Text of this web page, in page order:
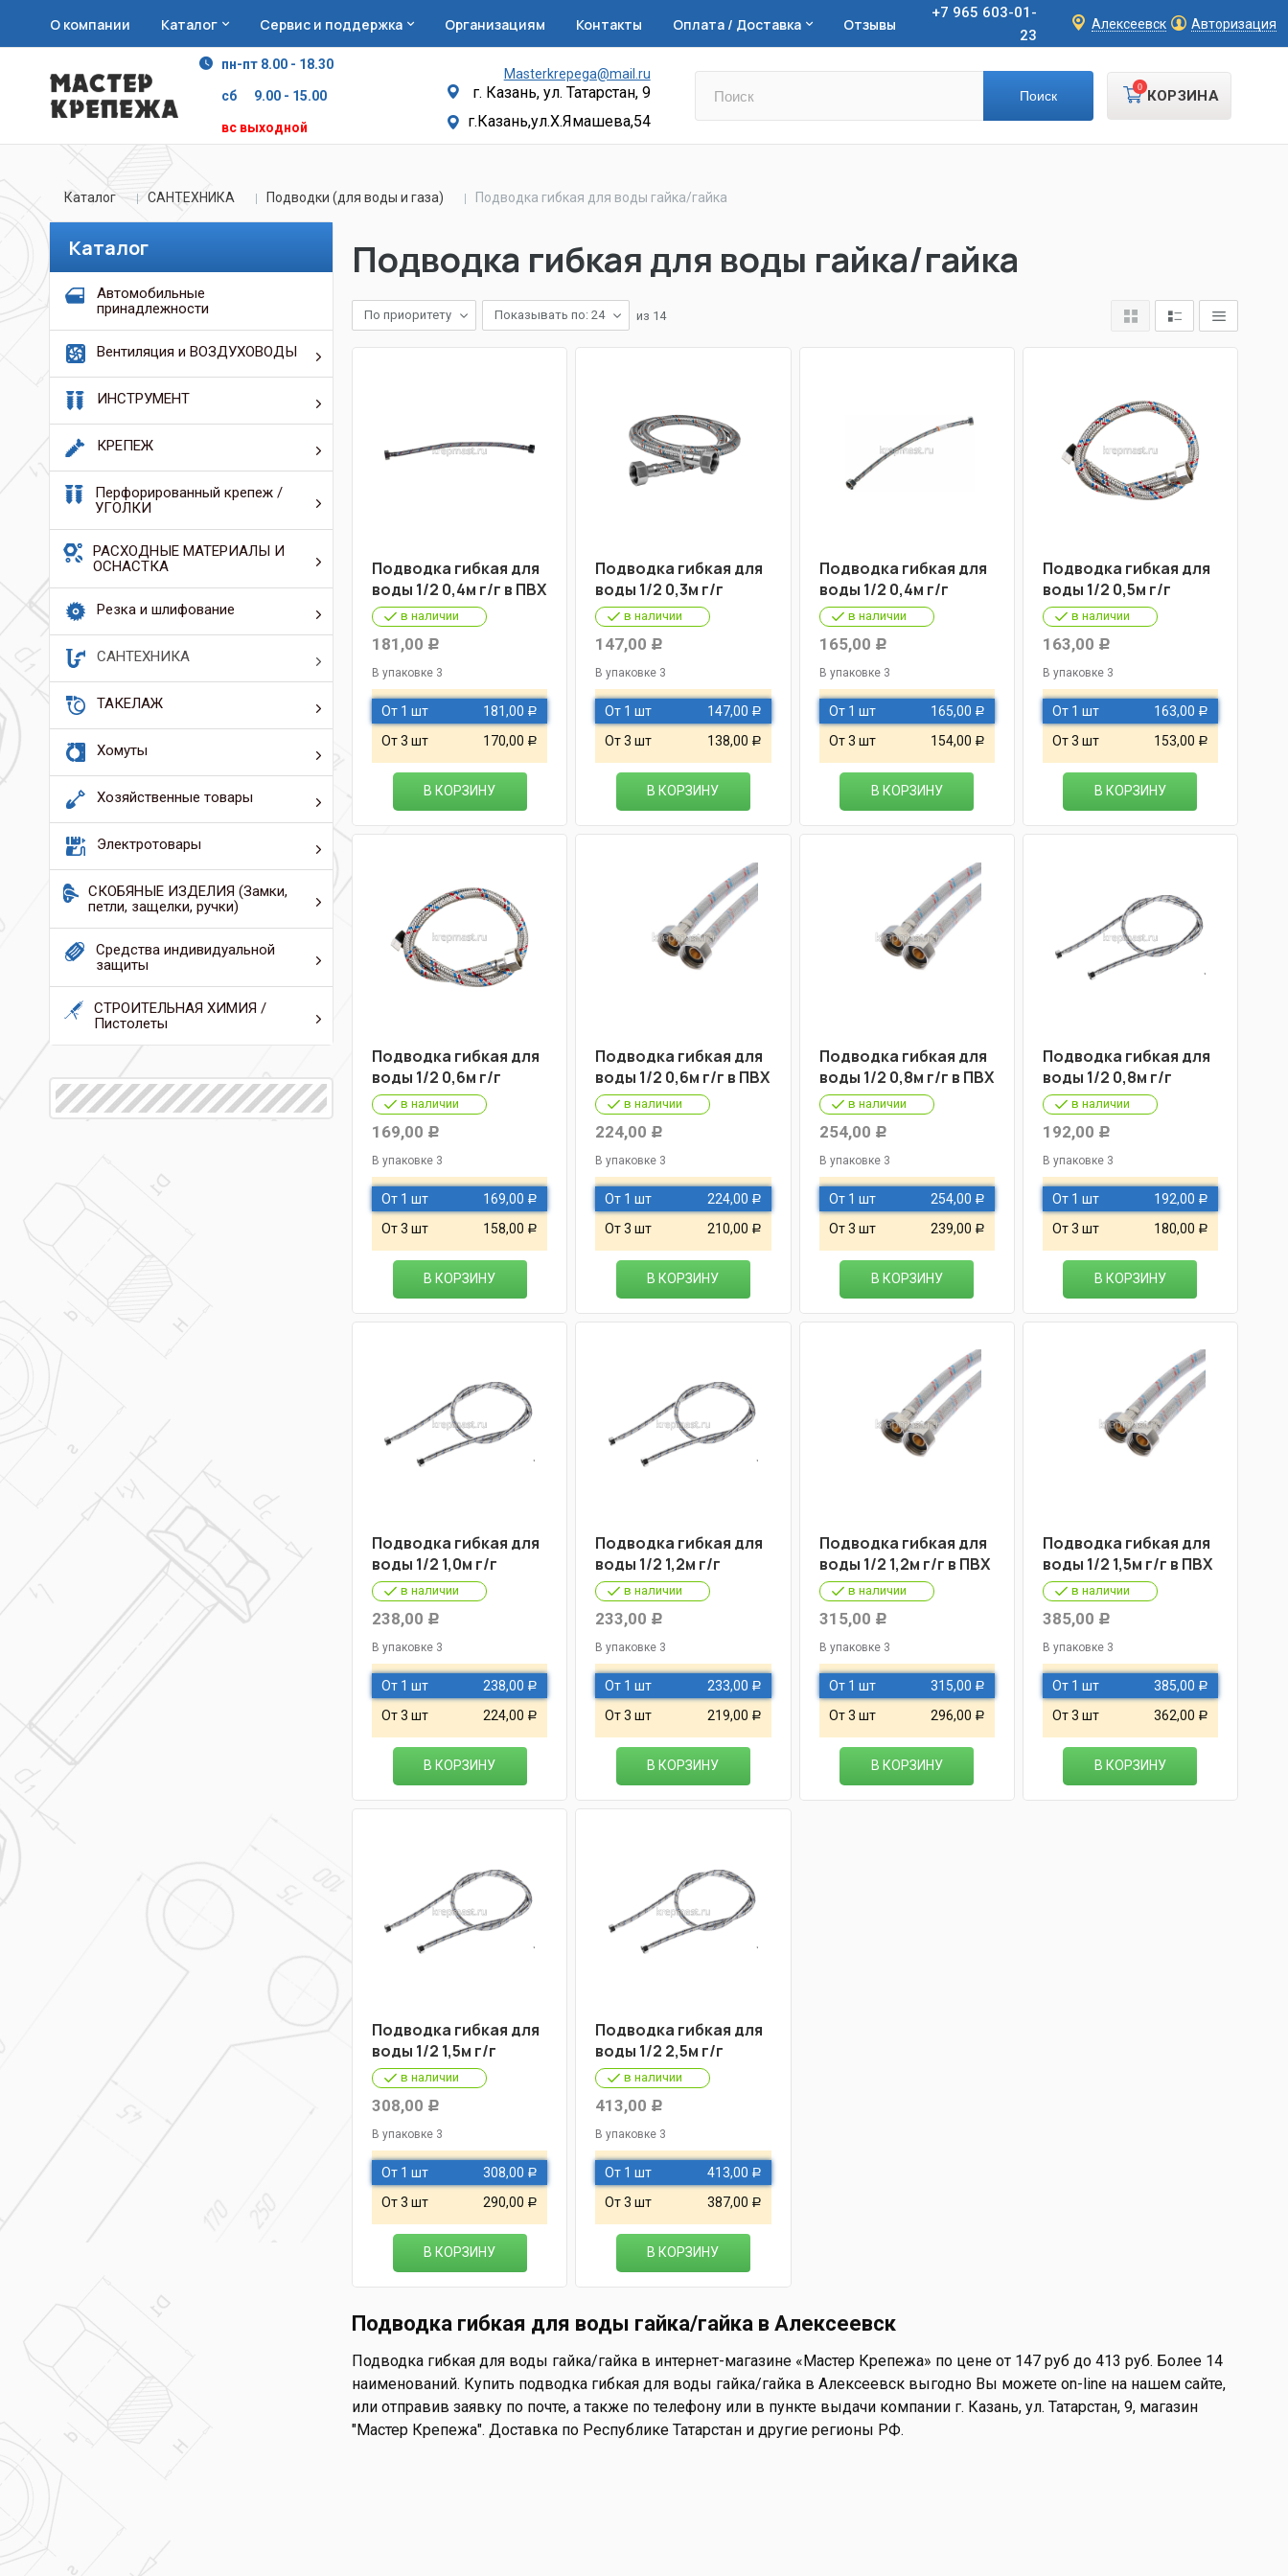
О компании Каталог Сервис и поддержка Организациям Контакты Оплата / Доставка Отзывы
+7 965 603-01-
23
Алексеевск Авторизация
пн-пт 8.00 - 18.30
сб 9.00 - 15.00
вс выходной
Masterkrepega@mail.ru
г. Казань, ул. Татарстан, 9
г.Казань,ул.Х.Ямашева,54
КОРЗИНА
0
Каталог САНТЕХНИКА Подводки (для воды и газа) Подводка гибкая для воды гайка/гайка
Каталог
Автомобильные
принадлежности
Вентиляция и ВОЗДУХОВОДЫ
ИНСТРУМЕНТ
КРЕПЕЖ
Перфорированный крепеж /
УГОЛКИ
РАСХОДНЫЕ МАТЕРИАЛЫ И
ОСНАСТКА
Резка и шлифование
САНТЕХНИКА
ТАКЕЛАЖ
Хомуты
Хозяйственные товары
Электротовары
СКОБЯНЫЕ ИЗДЕЛИЯ (Замки,
петли, защелки, ручки)
Средства индивидуальной
защиты
СТРОИТЕЛЬНАЯ ХИМИЯ /
Пистолеты
Подводка гибкая для воды гайка/гайка
По приоритету Показывать по: 24 из 14
Подводка гибкая для
воды 1/2 0,4м г/г в ПВХ
в наличии
181,00 Р
В упаковке 3
От 1 шт 181,00 Р
От 3 шт 170,00 Р
В КОРЗИНУ
Подводка гибкая для
воды 1/2 0,3м г/г
в наличии
147,00 Р
В упаковке 3
От 1 шт 147,00 Р
От 3 шт 138,00 Р
В КОРЗИНУ
Подводка гибкая для
воды 1/2 0,4м г/г
в наличии
165,00 Р
В упаковке 3
От 1 шт 165,00 Р
От 3 шт 154,00 Р
В КОРЗИНУ
Подводка гибкая для
воды 1/2 0,5м г/г
в наличии
163,00 Р
В упаковке 3
От 1 шт 163,00 Р
От 3 шт 153,00 Р
В КОРЗИНУ
Подводка гибкая для
воды 1/2 0,6м г/г
в наличии
169,00 Р
В упаковке 3
От 1 шт 169,00 Р
От 3 шт 158,00 Р
В КОРЗИНУ
Подводка гибкая для
воды 1/2 0,6м г/г в ПВХ
в наличии
224,00 Р
В упаковке 3
От 1 шт 224,00 Р
От 3 шт 210,00 Р
В КОРЗИНУ
Подводка гибкая для
воды 1/2 0,8м г/г в ПВХ
в наличии
254,00 Р
В упаковке 3
От 1 шт 254,00 Р
От 3 шт 239,00 Р
В КОРЗИНУ
Подводка гибкая для
воды 1/2 0,8м г/г
в наличии
192,00 Р
В упаковке 3
От 1 шт 192,00 Р
От 3 шт 180,00 Р
В КОРЗИНУ
Подводка гибкая для
воды 1/2 1,0м г/г
в наличии
238,00 Р
В упаковке 3
От 1 шт 238,00 Р
От 3 шт 224,00 Р
В КОРЗИНУ
Подводка гибкая для
воды 1/2 1,2м г/г
в наличии
233,00 Р
В упаковке 3
От 1 шт 233,00 Р
От 3 шт 219,00 Р
В КОРЗИНУ
Подводка гибкая для
воды 1/2 1,2м г/г в ПВХ
в наличии
315,00 Р
В упаковке 3
От 1 шт 315,00 Р
От 3 шт 296,00 Р
В КОРЗИНУ
Подводка гибкая для
воды 1/2 1,5м г/г в ПВХ
в наличии
385,00 Р
В упаковке 3
От 1 шт 385,00 Р
От 3 шт 362,00 Р
В КОРЗИНУ
Подводка гибкая для
воды 1/2 1,5м г/г
в наличии
308,00 Р
В упаковке 3
От 1 шт 308,00 Р
От 3 шт 290,00 Р
В КОРЗИНУ
Подводка гибкая для
воды 1/2 2,5м г/г
в наличии
413,00 Р
В упаковке 3
От 1 шт 413,00 Р
От 3 шт 387,00 Р
В КОРЗИНУ
Подводка гибкая для воды гайка/гайка в Алексеевск
Подводка гибкая для воды гайка/гайка в интернет-магазине «Мастер Крепежа» по цене от 147 руб до 413 руб. Более 14
наименований. Купить подводка гибкая для воды гайка/гайка в Алексеевск выгодно Вы можете on-line на нашем сайте,
или отправив заявку по почте, а также по телефону или в пункте выдачи компании г. Казань, ул. Татарстан, 9, магазин
"Мастер Крепежа". Доставка по Республике Татарстан и другие регионы РФ.